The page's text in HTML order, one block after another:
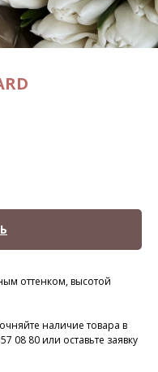
оттенком, высотой
наличие товара в
08 80 или оставьте заявку